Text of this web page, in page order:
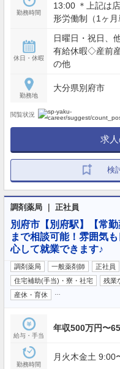
勤務時間
13:00 ＊上記は
形労働制（1ヶ
休日・休暇
日曜日・祝日、
有給休暇◇産前
の他
勤務地
大分県別府市
閲覧状況
求
検
調剤薬局 ｜ 正社員
別府市【別府駅】【常
まで相談可能！雰囲気
心して就業できます♪
調剤薬局 一般薬剤師 正社員
住宅補助(手当)・寮・社宅
残業
産休・育休
給与・手当
年収500万円〜
勤務時間
月火木金土